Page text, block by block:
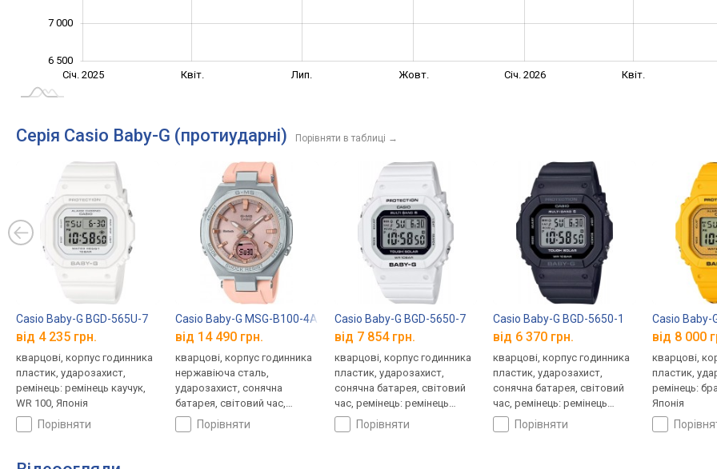
6 500
7 000
L
Січ. 2025 Квіт. Лип. Жовт. Січ. 2026 Квіт.
Жовт.
Серія Casio Baby-G (протиударні) Порівняти в таблиці →
Casio Baby-G BGD-565U-7
від 4 235 грн.
кварцові, корпус годинника
пластик, ударозахист,
ремінець: ремінець каучук,
WR 100, Японія
порівняти
Casio Baby-G MSG-B100-4A
від 14 490 грн.
кварцові, корпус годинника
нержавіюча сталь,
ударозахист, сонячна
батарея, світовий час,
Bluetooth, ремінець: ремінець
каучук, WR 100, Японія
порівняти
Casio Baby-G BGD-5650-7
від 7 854 грн.
кварцові, корпус годинника
пластик, ударозахист,
сонячна батарея, світовий
час, ремінець: ремінець
каучук, WR 100, Японія
порівняти
Casio Baby-G BGD-5650-1
від 6 370 грн.
кварцові, корпус годинника
пластик, ударозахист,
сонячна батарея, світовий
час, ремінець: ремінець
каучук, WR 100, Японія
порівняти
Casio Baby-
від 8 000
кварцові,
пластик,
ремінець:
Японія